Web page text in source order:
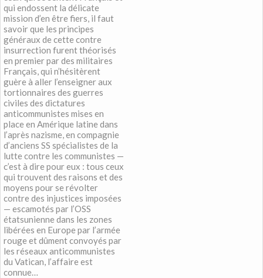
qui endossent la délicate
mission d’en être fiers, il faut
savoir que les principes
généraux de cette contre
insurrection furent théorisés
en premier par des militaires
Français, qui n’hésitèrent
guère à aller l’enseigner aux
tortionnaires des guerres
civiles des dictatures
anticommunistes mises en
place en Amérique latine dans
l’après nazisme, en compagnie
d’anciens SS spécialistes de la
lutte contre les communistes —
c’est à dire pour eux : tous ceux
qui trouvent des raisons et des
moyens pour se révolter
contre des injustices imposées
— escamotés par l’OSS
étatsunienne dans les zones
libérées en Europe par l’armée
rouge et dûment convoyés par
les réseaux anticommunistes
du Vatican, l’affaire est
connue…